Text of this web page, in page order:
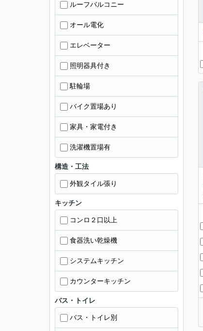
ルーフバルコニー
オール電化
エレベーター
照明器具付き
駐輪場
バイク置場あり
家具・家電付き
洗濯機置場有
構造・工法
外観タイル張り
キッチン
コンロ２口以上
食器洗い乾燥機
システムキッチン
カウンターキッチン
バス・トイレ
バス・トイレ別